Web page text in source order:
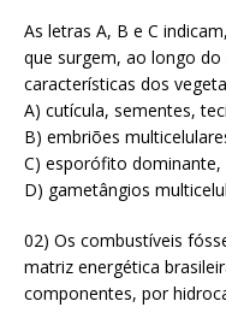
As letras A, B e C
que surgem, ao longo
características dos
A) cutícula, sementes,
B) embriões
C) esporófito
D) gametângios
02) Os combustíveis
matriz energética
componentes, por